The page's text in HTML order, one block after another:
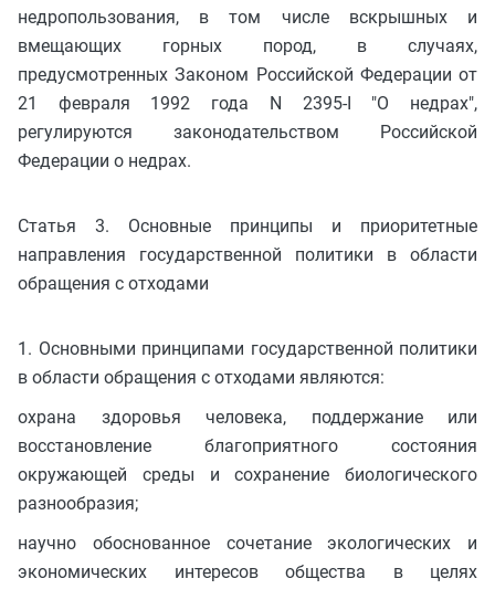
недропользования, в том числе вскрышных и
вмещающих горных пород, в случаях,
предусмотренных Законом Российской Федерации от
21 февраля 1992 года N 2395-I "О недрах",
регулируются законодательством Российской
Федерации о недрах.
Статья 3. Основные принципы и приоритетные
направления государственной политики в области
обращения с отходами
1. Основными принципами государственной политики
в области обращения с отходами являются:
охрана здоровья человека, поддержание или
восстановление благоприятного состояния
окружающей среды и сохранение биологического
разнообразия;
научно обоснованное сочетание экологических и
экономических интересов общества в целях